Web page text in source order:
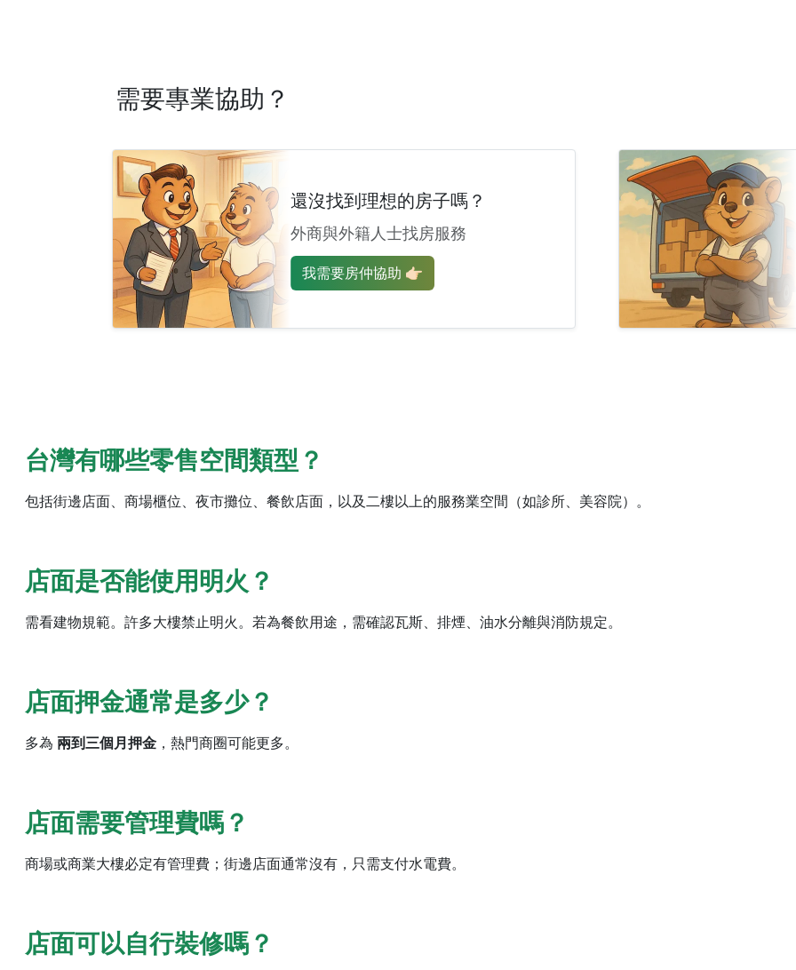
需要專業協助？
還沒找到理想的房子嗎？
外商與外籍人士找房服務
我需要房仲協助 👉🏻
台灣有哪些零售空間類型？
包括街邊店面、商場櫃位、夜市攤位、餐飲店面，以及二樓以上的服務業空間（如診所、美容院）。
店面是否能使用明火？
需看建物規範。許多大樓禁止明火。若為餐飲用途，需確認瓦斯、排煙、油水分離與消防規定。
店面押金通常是多少？
多為 兩到三個月押金 ，熱門商圈可能更多。
店面需要管理費嗎？
商場或商業大樓必定有管理費；街邊店面通常沒有，只需支付水電費。
店面可以自行裝修嗎？